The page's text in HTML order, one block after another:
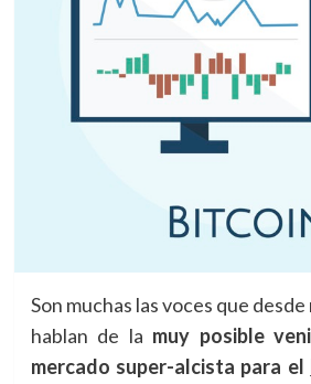
Son muchas las voces que
hablan de la muy posible
mercado super-alcista para el